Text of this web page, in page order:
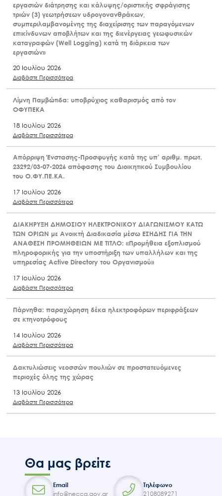
εργασιών διάτρησης και κάλυψης/οριστικής σφράγισης
τριών (3) γεωτρήσεων υδρογονανθράκων,
συμπεριλαμβανομένης της διαχείρισης των παραγόμενων
επικίνδυνων αποβλήτων και της διενέργειας γεωφυσικών
καταγραφών (Well Logging) κατά τη διάρκεια των
εργασιών»
20 Ιουλίου 2026
Διαβάστε Περισσότερα
Λίμνη Παμβώτιδα: υποβρύχιος καθαρισμός από τον
ΟΦΥΠΕΚΑ
18 Ιουλίου 2026
Διαβάστε Περισσότερα
Απόρριψη Ένστασης-Προσφυγής κατά της υπ’ αριθμ. πρωτ.
23292/03-07-2026 απόφασης του Διοικητικού Συμβουλίου
του Ο.ΦΥ.ΠΕ.ΚΑ.
17 Ιουλίου 2026
Διαβάστε Περισσότερα
ΔΙΑΚΗΡΥΞΗ ΔΗΜΟΣΙΟΥ ΗΛΕΚΤΡΟΝΙΚΟΥ ΔΙΑΓΩΝΙΣΜΟΥ ΚΑΤΩ
ΤΩΝ ΟΡΙΩΝ με Ανοικτή Διαδικασία μέσω ΕΣΗΔΗΣ ΓΙΑ ΤΗΝ
ΑΝΑΘΕΣΗ ΠΡΟΜΗΘΕΙΩΝ ΜΕ ΤΙΤΛΟ: «Προμήθεια εξοπλισμού
πληροφορικής για την υποστήριξη των υπαλλήλων και της
υπηρεσίας Active Directory του Οργανισμού»
17 Ιουλίου 2026
Διαβάστε Περισσότερα
Πάρνηθα: παραχώρηση δέκα ηλεκτροφόρων περιφράξεων
σε κτηνοτρόφους
14 Ιουλίου 2026
Διαβάστε Περισσότερα
Δακτυλιώσεις νεοσσών πουλιών σε προστατευόμενες
περιοχές όλης της χώρας
13 Ιουλίου 2026
Διαβάστε Περισσότερα
Θα μας βρείτε
Email
info@necca.gov.gr
Τηλέφωνο
2108089271